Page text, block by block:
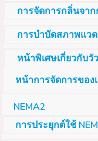
การจัดการกลิ่นจาก
การบำบัดสภาพแว
หน้าพิเศษเกี่ยวกับวั
หน้าการจัดการของ
NEMA2
การประยุกต์ใช้